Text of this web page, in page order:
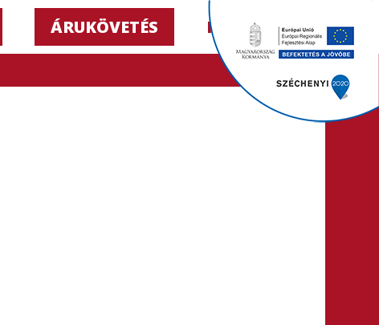
ÁRUKÖVETÉS HU ▼